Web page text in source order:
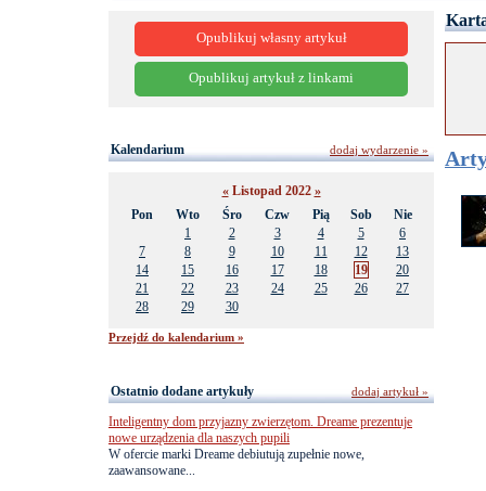
Opublikuj własny artykuł
Opublikuj artykuł z linkami
Kalendarium
«Listopad 2022 »
Pon
Wto Śro Czw Pią Sob
Nie
1
2 3 4 5
6
7
8 9 10 11 12
13
14
15 16 17 18 19
20
21
22 23 24 25 26
27
28
29 30
Przejdź do kalendarium »
dodaj wydarzenie »
Ostatnio dodane artykuły
Inteligentny dom przyjazny zwierzętom. Dreame prezentuje
nowe urządzenia dla naszych pupili
W ofercie marki Dreame debiutują zupełnie nowe,
zaawansowane...
dodaj artykuł »